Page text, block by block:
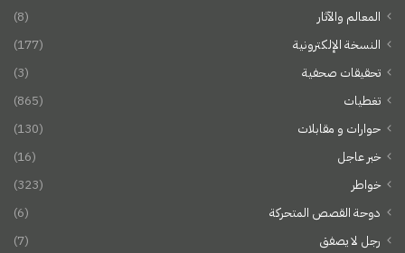
المعالم والآثار
(8)
النسخة الإلكترونية
(177)
تحقيقات صحفية
(3)
تغطيات
(865)
حوارات و مقابلات
(130)
خبر عاجل
(16)
خواطر
(323)
دوحة القصص المتحركة
(6)
رجل لا يصفق
(7)